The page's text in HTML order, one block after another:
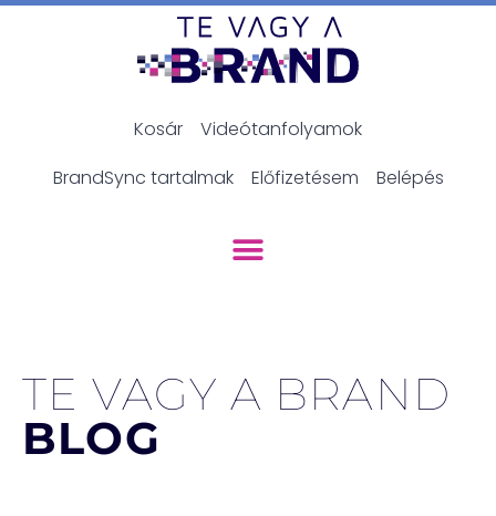
Kosár
Videótanfolyamok
BrandSync tartalmak
Előfizetésem Belépés
TE VAGY A BRAND
BLOG